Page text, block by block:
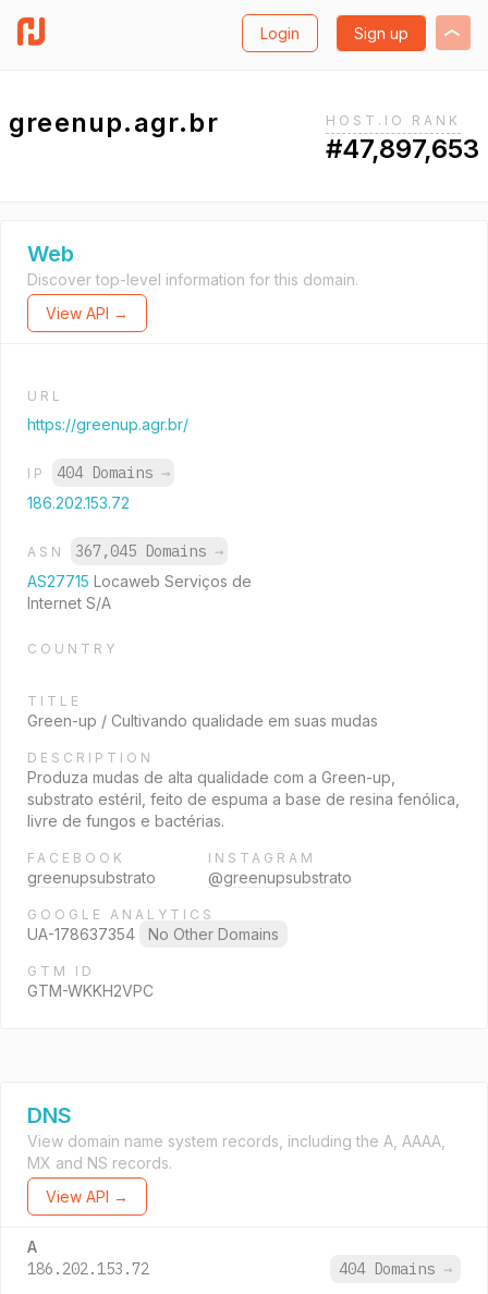
Login Sign up
greenup.agr.br HOST.IO RANK
#47,897,653
Web
Discover top-level information for this domain.
View API →
URL
https://greenup.agr.br/
IP 404 Domains →
186.202.153.72
ASN 367,045 Domains →
AS27715 Locaweb Serviços de
Internet S/A
COUNTRY
TITLE
Green-up / Cultivando qualidade em suas mudas
DESCRIPTION
Produza mudas de alta qualidade com a Green-up,
substrato estéril, feito de espuma a base de resina fenólica,
livre de fungos e bactérias.
FACEBOOK
greenupsubstrato
INSTAGRAM
@greenupsubstrato
GOOGLE ANALYTICS
UA-178637354 No Other Domains
GTM ID
GTM-WKKH2VPC
DNS
View domain name system records, including the A, AAAA,
MX and NS records.
View API →
A
186.202.153.72 404 Domains →